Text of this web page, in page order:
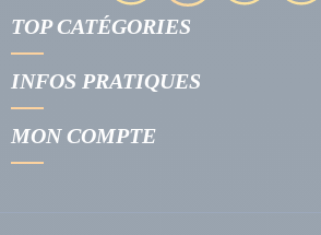
TOP CATÉGORIES
INFOS PRATIQUES
MON COMPTE